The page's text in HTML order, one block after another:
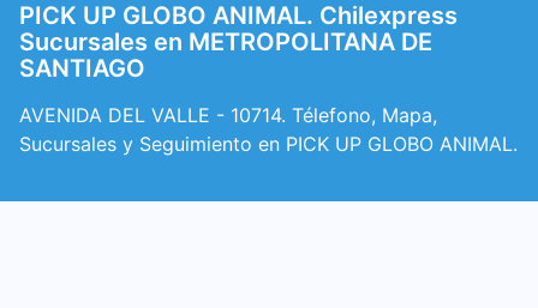
PICK UP GLOBO ANIMAL. Chilexpress
Sucursales en METROPOLITANA DE
SANTIAGO
AVENIDA DEL VALLE - 10714. Télefono, Mapa,
Sucursales y Seguimiento en PICK UP GLOBO ANIMAL.